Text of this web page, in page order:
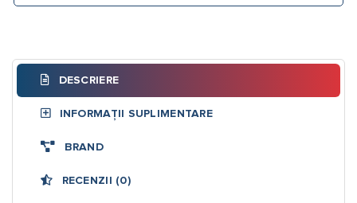
DESCRIERE
INFORMAȚII SUPLIMENTARE
BRAND
RECENZII (0)